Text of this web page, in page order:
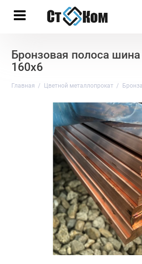
Бронзовая полоса
160х6
Главная Цветной металлопрокат Бронза